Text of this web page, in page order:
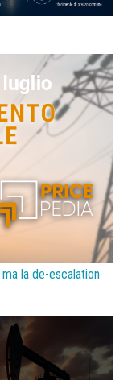
Zinco
melamina
la de-escalation